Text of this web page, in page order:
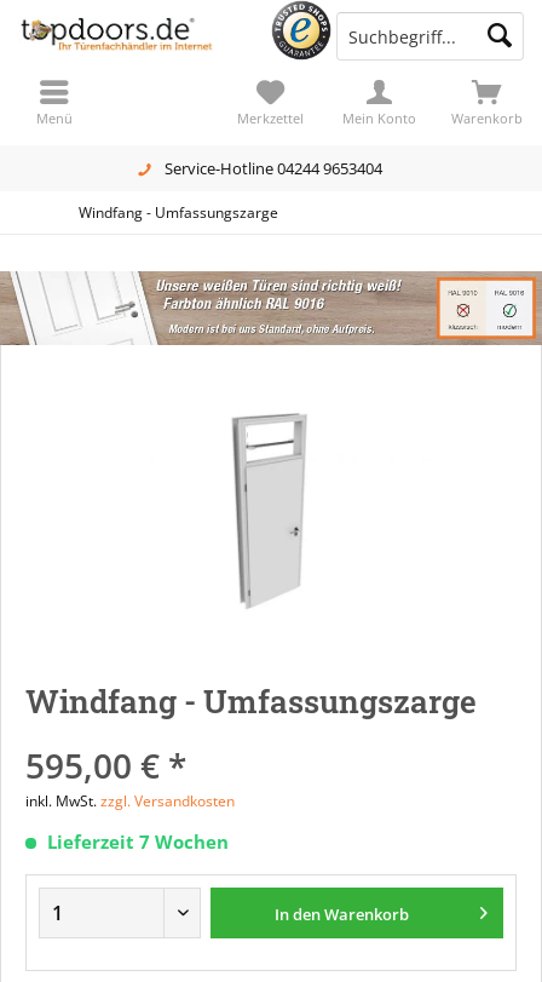
Service-Hotline 04244 9653404
Warenkorb
Merkzettel Mein Konto
Menü
Windfang - Umfassungszarge
Windfang - Umfassungszarge
595,00 € *
inkl. MwSt.zzgl. Versandkosten
Lieferzeit 7 Wochen
In denWarenkorb